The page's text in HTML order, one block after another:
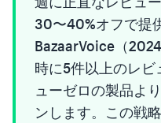
30〜40%オフで提
BazaarVoice（
時に5件以上のレ
ューゼロの製品よ
ンします。この戦